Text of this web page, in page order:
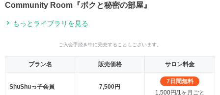
Community Room『ボクと秘密の部屋』
もっとライブラリを見る
ご入会手続き中に完売することもございます。
プラン名 販売価格 サロン料金
ShuShuっ子会員 7,500円
7日間無料
1,500円/1ヶ月ごと